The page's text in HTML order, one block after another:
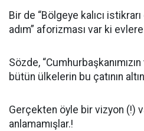
Bir de “Bölgeye kalıcı
adım” aforizması var ki
Sözde,
bütün ülkelerin bu çatının
Gerçekten öyle bir vizyon (!)
anlamamışlar.!